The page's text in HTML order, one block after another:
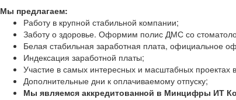
Мы предлагаем:
Работу в крупной стабильной компании;
Заботу о здоровье. Оформим полис ДМС со
Белая стабильная заработная плата, официальное
Индексация заработной платы;
Участие в самых интересных и масштабных проектах
Дополнительные дни к оплачиваемому отпуску;
Мы являемся аккредитованной в Минцифры ИТ